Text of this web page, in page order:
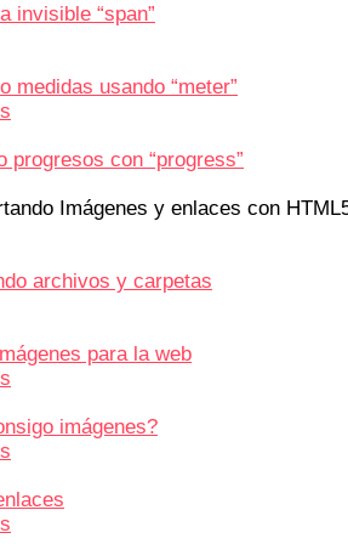
invisible “span”
medidas usando “meter”
progresos con “progress”
Imágenes y enlaces con
archivos y carpetas
para la web
imágenes?